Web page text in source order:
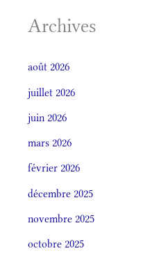
Archives
août 2026
juillet 2026
juin 2026
mars 2026
février 2026
décembre 2025
novembre 2025
octobre 2025